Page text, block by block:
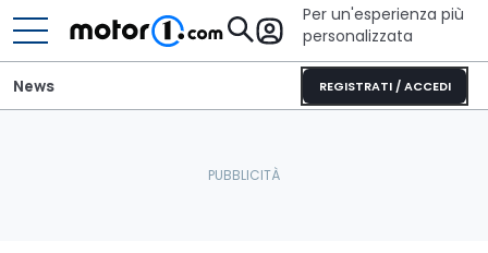
Per un'esperienza più
personalizzata
REGISTRATI / ACCEDI
News